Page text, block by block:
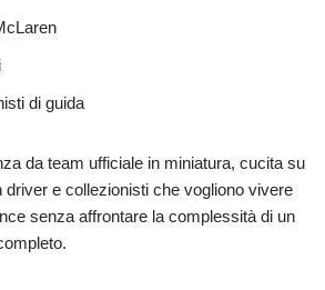
di guida
da team ufficiale in miniatura, cucita su
driver e collezionisti che vogliono vivere
senza affrontare la complessità di un